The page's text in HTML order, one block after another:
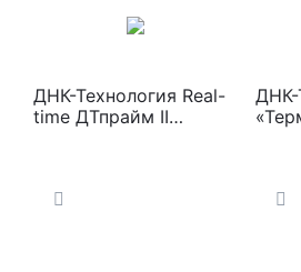
ДНК-Технология Real-
time ДТпрайм II
ДНК-